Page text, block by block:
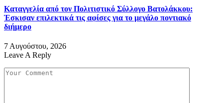
Καταγγελία από τον Πολιτιστικό Σύλλογο Βατολάκκου:
Έσκισαν επιλεκτικά τις αφίσες για το μεγάλο ποντιακό
διήμερο
7 Αυγούστου, 2026
Leave A Reply